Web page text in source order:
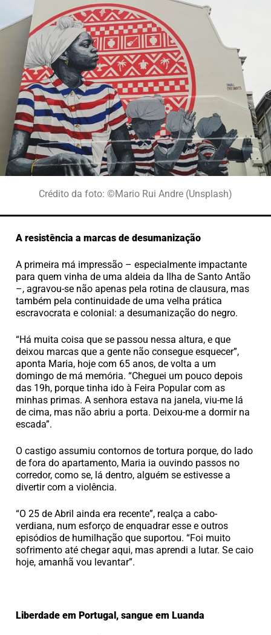
Crédito da foto: ©Mario Rui Andre (Unsplash)
A resistência a marcas de desumanização
A primeira má impressão – especialmente impactante
para quem vinha de uma aldeia da Ilha de Santo Antão
–, agravou-se não apenas pela rotina de clausura, mas
também pela continuidade de uma velha prática
escravocrata e colonial: a desumanização do negro.
“Há muita coisa que se passou nessa altura, e que
deixou marcas que a gente não consegue esquecer”,
aponta Maria, hoje com 65 anos, de volta a um
domingo de má memória. “Cheguei um pouco depois
das 19h, porque tinha ido à Feira Popular com as
minhas primas. A senhora estava na janela, viu-me lá
de cima, mas não abriu a porta. Deixou-me a dormir na
escada”.
O castigo assumiu contornos de tortura porque, do lado
de fora do apartamento, Maria ia ouvindo passos no
corredor, como se, lá dentro, alguém se estivesse a
divertir com a violência.
“O 25 de Abril ainda era recente”, realça a cabo-
verdiana, num esforço de enquadrar esse e outros
episódios de humilhação que suportou. “Foi muito
sofrimento até chegar aqui, mas aprendi a lutar. Se caio
hoje, amanhã vou levantar”.
Liberdade em Portugal, sangue em Luanda